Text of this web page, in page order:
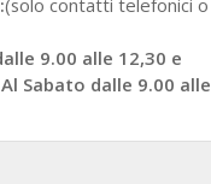
(solo contatti telefonici o
9.00 alle 12,30 e
Sabato dalle 9.00 alle